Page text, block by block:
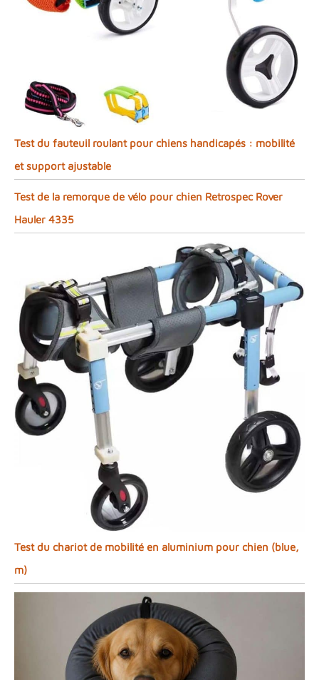
Test du fauteuil roulant pour chiens handicapés : mobilité
et support ajustable
Test de la remorque de vélo pour chien Retrospec Rover
Hauler 4335
Test du chariot de mobilité en aluminium pour chien (blue,
m)